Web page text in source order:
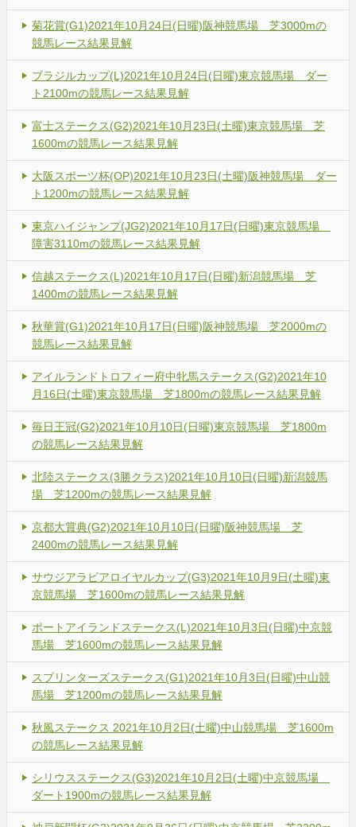
菊花賞(G1)2021年10月24日(日曜)阪神競馬場 芝3000mの
競馬レース結果見解
ブラジルカップ(L)2021年10月24日(日曜)東京競馬場 ダー
ト2100mの競馬レース結果見解
富士ステークス(G2)2021年10月23日(土曜)東京競馬場 芝
1600mの競馬レース結果見解
大阪スポーツ杯(OP)2021年10月23日(土曜)阪神競馬場 ダー
ト1200mの競馬レース結果見解
東京ハイジャンプ(JG2)2021年10月17日(日曜)東京競馬場
障害3110mの競馬レース結果見解
信越ステークス(L)2021年10月17日(日曜)新潟競馬場 芝
1400mの競馬レース結果見解
秋華賞(G1)2021年10月17日(日曜)阪神競馬場 芝2000mの
競馬レース結果見解
アイルランドトロフィー府中牝馬ステークス(G2)2021年10
月16日(土曜)東京競馬場 芝1800mの競馬レース結果見解
毎日王冠(G2)2021年10月10日(日曜)東京競馬場 芝1800m
の競馬レース結果見解
北陸ステークス(3勝クラス)2021年10月10日(日曜)新潟競馬
場 芝1200mの競馬レース結果見解
京都大賞典(G2)2021年10月10日(日曜)阪神競馬場 芝
2400mの競馬レース結果見解
サウジアラビアロイヤルカップ(G3)2021年10月9日(土曜)東
京競馬場 芝1600mの競馬レース結果見解
ポートアイランドステークス(L)2021年10月3日(日曜)中京競
馬場 芝1600mの競馬レース結果見解
スプリンターズステークス(G1)2021年10月3日(日曜)中山競
馬場 芝1200mの競馬レース結果見解
秋風ステークス 2021年10月2日(土曜)中山競馬場 芝1600m
の競馬レース結果見解
シリウスステークス(G3)2021年10月2日(土曜)中京競馬場
ダート1900mの競馬レース結果見解